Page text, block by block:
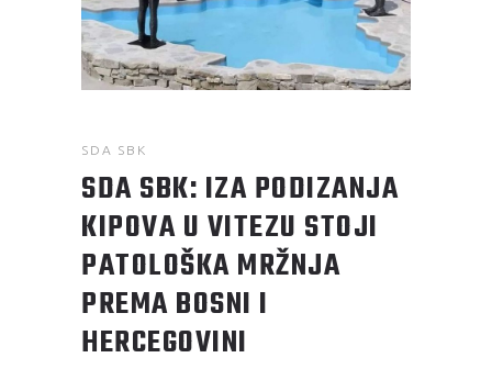
SDA SBK
SDA SBK: IZA PODIZANJA
KIPOVA U VITEZU STOJI
PATOLOŠKA MRŽNJA
PREMA BOSNI I
HERCEGOVINI